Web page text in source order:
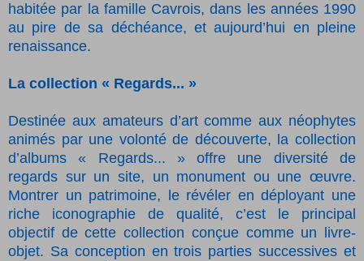
habitée par la famille Cavrois, dans les années 1990
au pire de sa déchéance, et aujourd’hui en pleine
renaissance.
La collection « Regards... »
Destinée aux amateurs d’art comme aux néophytes
animés par une volonté de découverte, la collection
d’albums « Regards... » offre une diversité de
regards sur un site, un monument ou une œuvre.
Montrer un patrimoine, le révéler en déployant une
riche iconographie de qualité, c’est le principal
objectif de cette collection conçue comme un livre-
objet. Sa conception en trois parties successives et